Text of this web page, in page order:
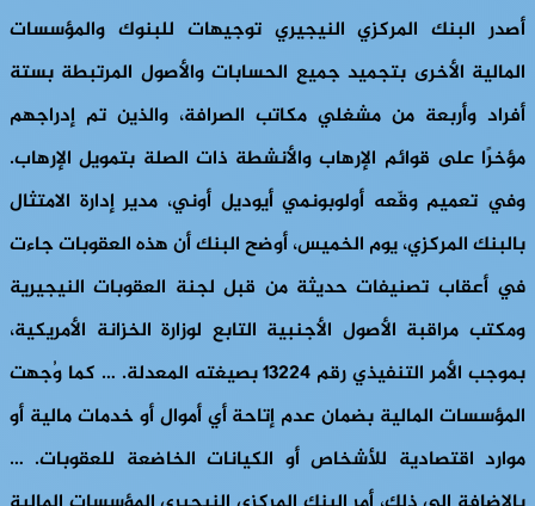
أصدر البنك المركزي النيجيري توجيهات للبنوك والمؤسسات
المالية الأخرى بتجميد جميع الحسابات والأصول المرتبطة بستة
أفراد وأربعة من مشغلي مكاتب الصرافة، والذين تم إدراجهم
مؤخرًا على قوائم الإرهاب والأنشطة ذات الصلة بتمويل الإرهاب.
وفي تعميم وقّعه أولوبونمي أيوديل أوني، مدير إدارة الامتثال
بالبنك المركزي، يوم الخميس، أوضح البنك أن هذه العقوبات جاءت
في أعقاب تصنيفات حديثة من قبل لجنة العقوبات النيجيرية
ومكتب مراقبة الأصول الأجنبية التابع لوزارة الخزانة الأمريكية،
بموجب الأمر التنفيذي رقم 13224 بصيغته المعدلة. … كما وُجهت
المؤسسات المالية بضمان عدم إتاحة أي أموال أو خدمات مالية أو
موارد اقتصادية للأشخاص أو الكيانات الخاضعة للعقوبات. …